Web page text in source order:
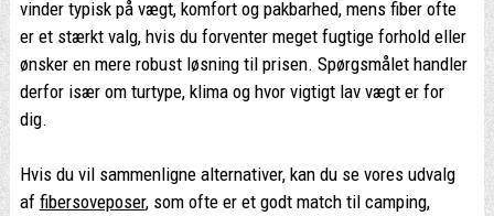
vinder typisk på vægt, komfort og pakbarhed, mens fiber ofte
er et stærkt valg, hvis du forventer meget fugtige forhold eller
ønsker en mere robust løsning til prisen. Spørgsmålet handler
derfor især om turtype, klima og hvor vigtigt lav vægt er for
dig.
Hvis du vil sammenligne alternativer, kan du se vores udvalg
af fibersoveposer, som ofte er et godt match til camping,